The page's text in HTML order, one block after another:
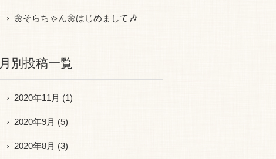
🌼そらちゃん🌼はじめまして🎶
月別投稿一覧
2020年11月 (1)
2020年9月 (5)
2020年8月 (3)